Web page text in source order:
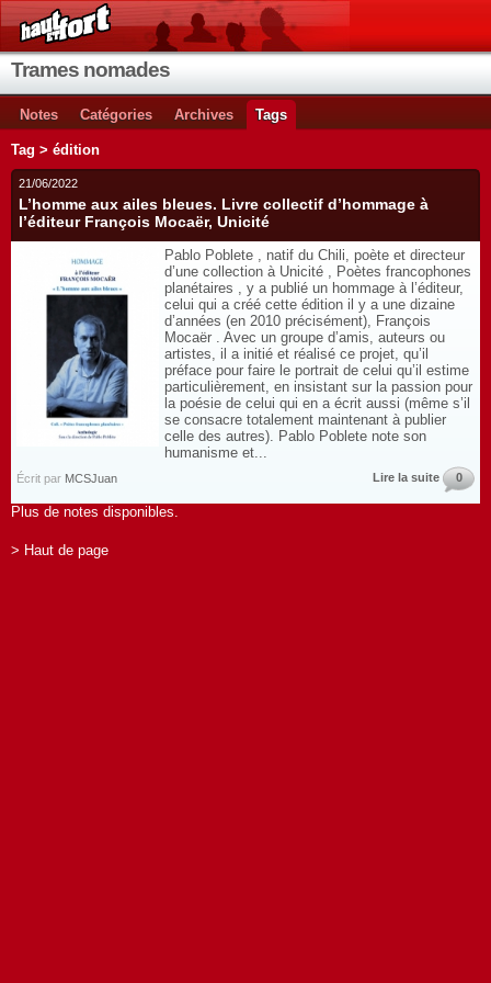
Trames nomades
Notes Catégories Archives Tags
Tag > édition
21/06/2022
L’homme aux ailes bleues. Livre collectif d’hommage à
l’éditeur François Mocaër, Unicité
Pablo Poblete , natif du Chili, poète et directeur
d’une collection à Unicité , Poètes francophones
planétaires , y a publié un hommage à l’éditeur,
celui qui a créé cette édition il y a une dizaine
d’années (en 2010 précisément), François
Mocaër . Avec un groupe d’amis, auteurs ou
artistes, il a initié et réalisé ce projet, qu’il
préface pour faire le portrait de celui qu’il estime
particulièrement, en insistant sur la passion pour
la poésie de celui qui en a écrit aussi (même s’il
se consacre totalement maintenant à publier
celle des autres). Pablo Poblete note son
humanisme et...
Écrit par MCSJuan Lire la suite 0
Plus de notes disponibles.
> Haut de page